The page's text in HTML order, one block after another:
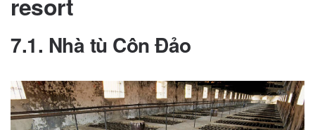
resort
7.1. Nhà tù Côn Đảo